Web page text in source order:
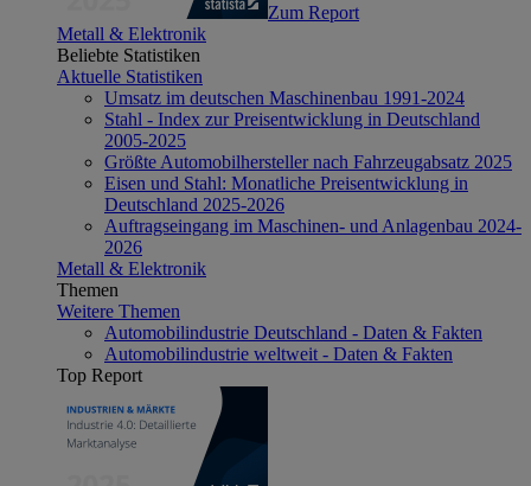
Zum Report
Metall & Elektronik
Beliebte Statistiken
Aktuelle Statistiken
Umsatz im deutschen Maschinenbau 1991-2024
Stahl - Index zur Preisentwicklung in Deutschland
2005-2025
Größte Automobilhersteller nach Fahrzeugabsatz 2025
Eisen und Stahl: Monatliche Preisentwicklung in
Deutschland 2025-2026
Auftragseingang im Maschinen- und Anlagenbau 2024-
2026
Metall & Elektronik
Themen
Weitere Themen
Automobilindustrie Deutschland - Daten & Fakten
Automobilindustrie weltweit - Daten & Fakten
Top Report